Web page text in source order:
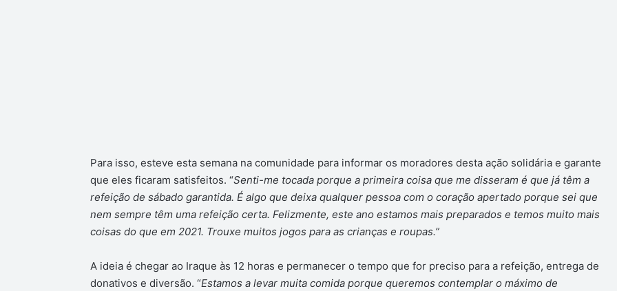
Para isso, esteve esta semana na comunidade para informar os moradores desta ação solidária e garante
que eles ficaram satisfeitos. “Senti-me tocada porque a primeira coisa que me disseram é que já têm a
refeição de sábado garantida. É algo que deixa qualquer pessoa com o coração apertado porque sei que
nem sempre têm uma refeição certa. Felizmente, este ano estamos mais preparados e temos muito mais
coisas do que em 2021. Trouxe muitos jogos para as crianças e roupas.”
A ideia é chegar ao Iraque às 12 horas e permanecer o tempo que for preciso para a refeição, entrega de
donativos e diversão. “Estamos a levar muita comida porque queremos contemplar o máximo de